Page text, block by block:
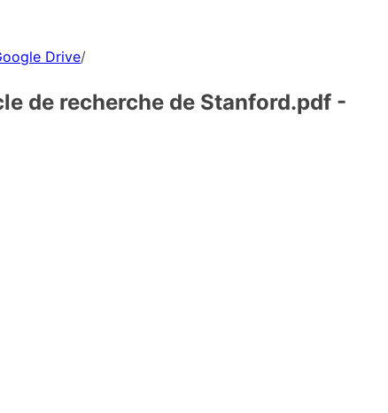
Drive/
de recherche de Stanford.pdf -